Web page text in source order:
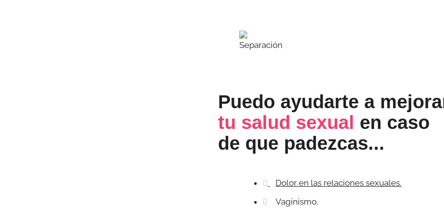
Puedo ayudarte a
tu salud sexual en caso
de que padezcas...
Dolor en las relaciones sexuales.
Vaginismo.